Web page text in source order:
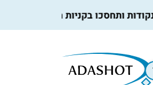
ותחסכו בקניות הבאות, למידע נוסף